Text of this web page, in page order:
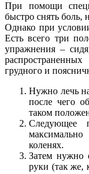
При помощи
быстро снять боль,
Однако при
Есть всего три
упражнения –
грудного и
Нужно лечь
после чего
таком
Следующее
коленях.
Затем нужно
руки (так же,